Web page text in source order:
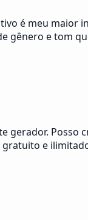
é meu maior
gênero e tom
gerador.
e